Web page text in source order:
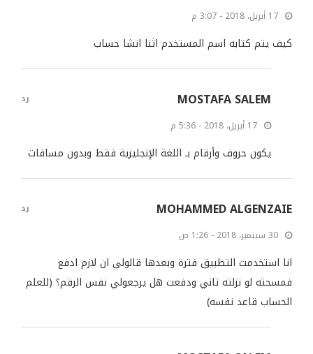
17 أبريل، 2018 - 3:07 م
كيف يتم كتابه اسم المستخدم اثنا انشا حساب
MOSTAFA SALEM
17 أبريل، 2018 - 5:36 م
يكون حروف وأرقام بـ اللغة الإنجليزية فقط وبدون مسافات
رد
MOHAMMED ALGENZAIE
30 سبتمبر، 2018 - 1:26 ص
انا استخدمت التطبيق فترة وبعدها قالولي ان لازم ادفع
فمسحته لو نزلته تاني ودفعت هل يرجعولي نفس الرقم؟ (للعلم
الحساب قاعد نفسه)
رد